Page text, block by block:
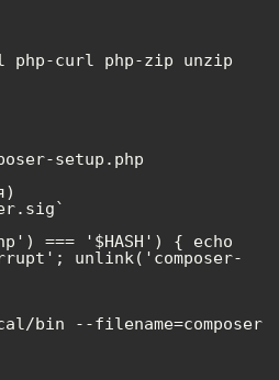
php-curl php-zip unzip
setup.php
=== '$HASH') { echo
unlink('composer-
bin --filename=composer